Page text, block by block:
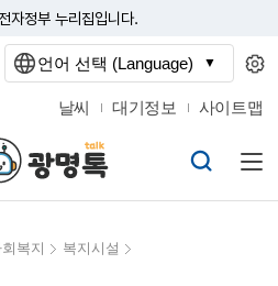
자정부 누리집입니다.
날씨 대기정보 사이트맵
복지
복지시설
언어 선택 (Language)